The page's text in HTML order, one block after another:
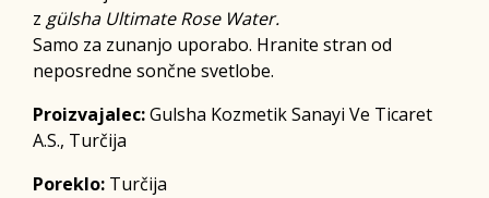
z gülsha Ultimate Rose Water.
Samo za zunanjo uporabo. Hranite stran od
neposredne sončne svetlobe.
Proizvajalec:Gulsha Kozmetik Sanayi Ve Ticaret
A.S., Turčija
Poreklo: Turčija